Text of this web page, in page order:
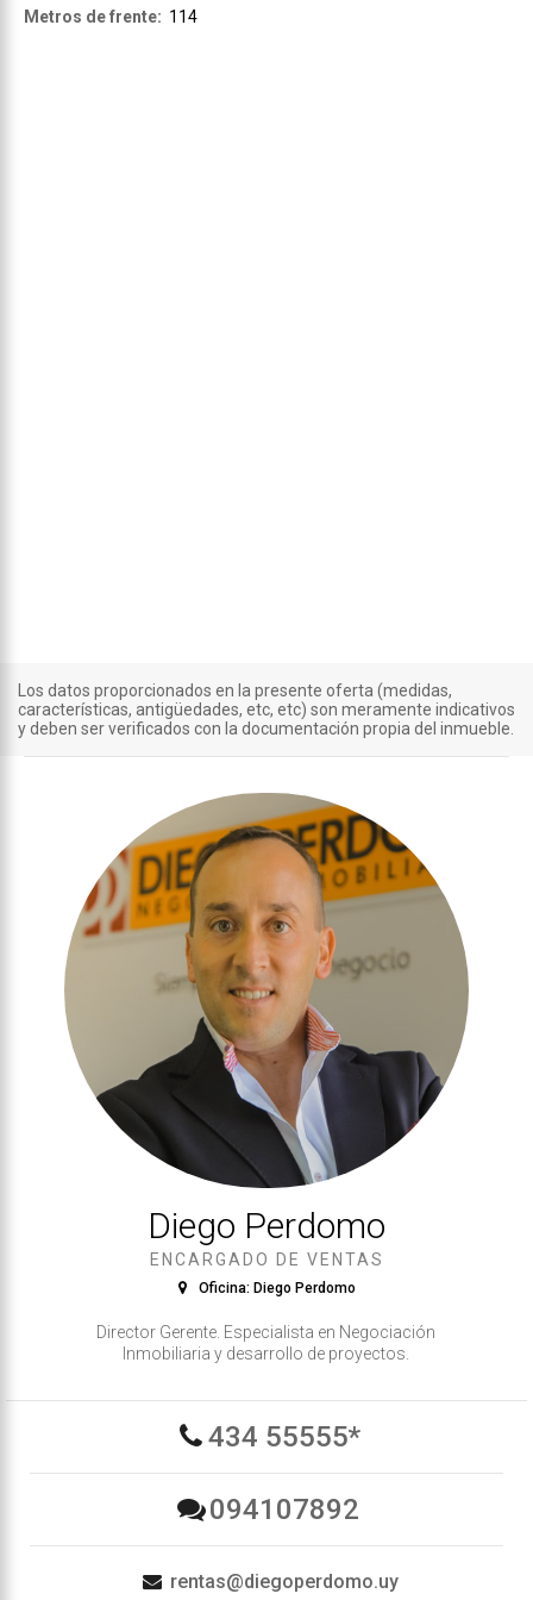
Metros de frente: 114
Los datos proporcionados en la presente oferta (medidas,
características, antigüedades, etc, etc) son meramente indicativos
y deben ser verificados con la documentación propia del inmueble.
Diego Perdomo
ENCARGADO DE VENTAS
Oficina: Diego Perdomo
Director Gerente. Especialista en Negociación
Inmobiliaria y desarrollo de proyectos.
434 55555*
094107892
rentas@diegoperdomo.uy